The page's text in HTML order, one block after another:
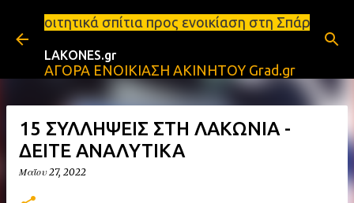
Μετάβαση στο κύριο περιεχόμενο
προς ενοικίαση στη Σπάρτη Ενοικιάσεις
LAKONES.gr
ΑΓΟΡΑ ΕΝΟΙΚΙΑΣΗ ΑΚΙΝΗΤΟΥ Grad.gr
15 ΣΥΛΛΗΨΕΙΣ ΣΤΗ ΛΑΚΩΝΙΑ -
ΔΕΙΤΕ ΑΝΑΛΥΤΙΚΑ
Μαΐου 27, 2022